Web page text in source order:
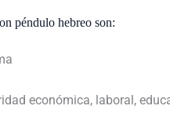
péndulo hebreo son:
económica, laboral,